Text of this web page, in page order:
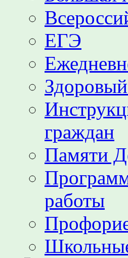
ЕГЭ
граждан
Памяти
работы